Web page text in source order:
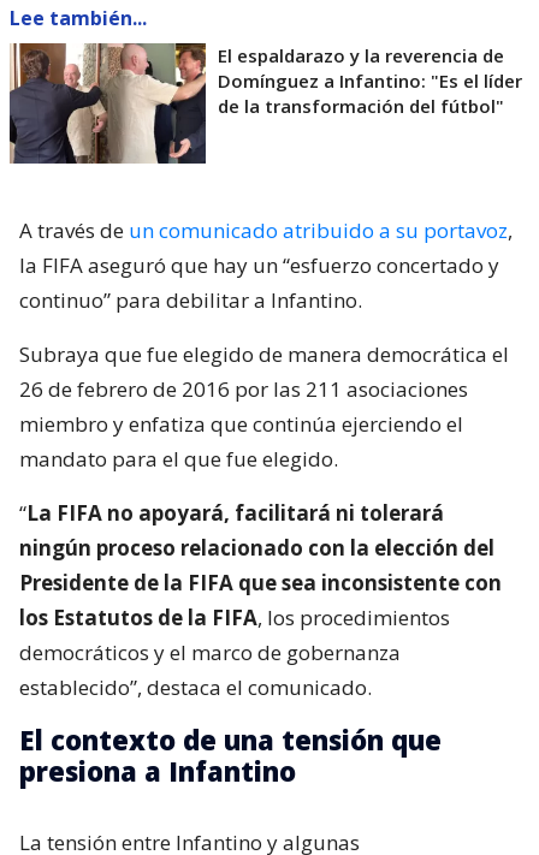
Lee también...
El espaldarazo y la reverencia de
Domínguez a Infantino: "Es el líder
de la transformación del fútbol"
A través de un comunicado atribuido a su portavoz,
la FIFA aseguró que hay un “esfuerzo concertado y
continuo” para debilitar a Infantino.
Subraya que fue elegido de manera democrática el
26 de febrero de 2016 por las 211 asociaciones
miembro y enfatiza que continúa ejerciendo el
mandato para el que fue elegido.
“La FIFA no apoyará, facilitará ni tolerará
ningún proceso relacionado con la elección del
Presidente de la FIFA que sea inconsistente con
los Estatutos de la FIFA, los procedimientos
democráticos y el marco de gobernanza
establecido”, destaca el comunicado.
El contexto de una tensión que
presiona a Infantino
La tensión entre Infantino y algunas